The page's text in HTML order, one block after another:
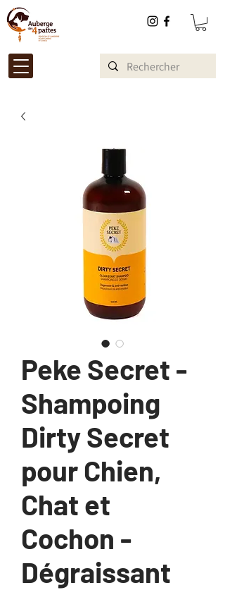
Peke Secret -
Shampoing
Dirty Secret
pour Chien,
Chat et
Cochon -
Dégraissant